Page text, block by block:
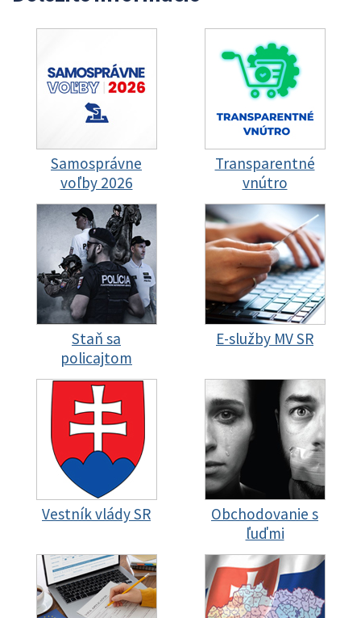
Samosprávne
voľby 2026
Transparentné
vnútro
Staň sa
policajtom
E-služby MV SR
Vestník vlády SR
Obchodovanie s
ľuďmi